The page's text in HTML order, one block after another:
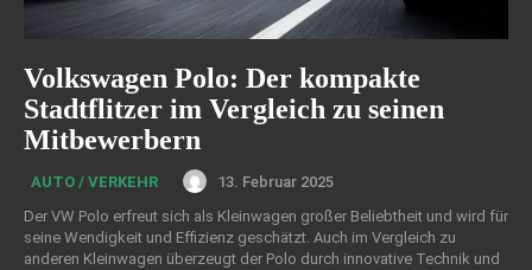
Volkswagen Polo: Der kompakte
Stadtflitzer im Vergleich zu seinen
Mitbewerbern
AUTO / VERKEHR
13. Februar 2025
Der VW Polo erfreut sich als Kleinwagen großer Beliebtheit und wird für
seine Wendigkeit und Effizienz geschätzt. Auch im Vergleich zu
anderen Kleinwagen überzeugt der Polo durch innovative Technik und